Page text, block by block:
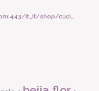
memento_memento_bicchiere_in_vetro_soffiato_choco/2383